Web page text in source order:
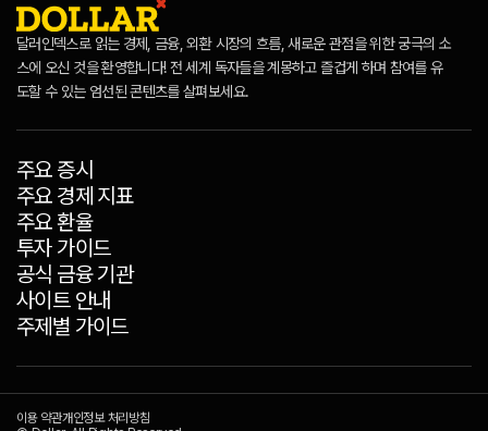
달러인덱스로 읽는 경제, 금융, 외환 시장의 흐름, 새로운 관점을 위한 궁극의 소
스에 오신 것을 환영합니다! 전 세계 독자들을 계몽하고 즐겁게 하며 참여를 유
도할 수 있는 엄선된 콘텐츠를 살펴보세요.
주요 증시
주요 경제 지표
주요 환율
투자 가이드
공식 금융 기관
사이트 안내
주제별 가이드
이용 약관개인정보 처리방침